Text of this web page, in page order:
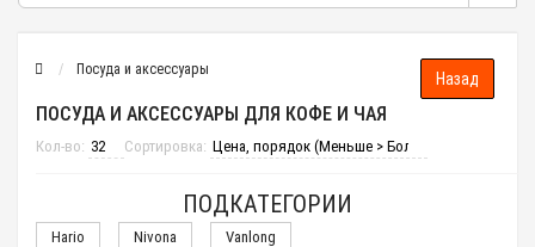
Посуда и аксессуары
ПОСУДА И АКСЕССУАРЫ ДЛЯ КОФЕ И ЧАЯ
Кол-во: Сортировка:
ПОДКАТЕГОРИИ
Hario Nivona Vanlong